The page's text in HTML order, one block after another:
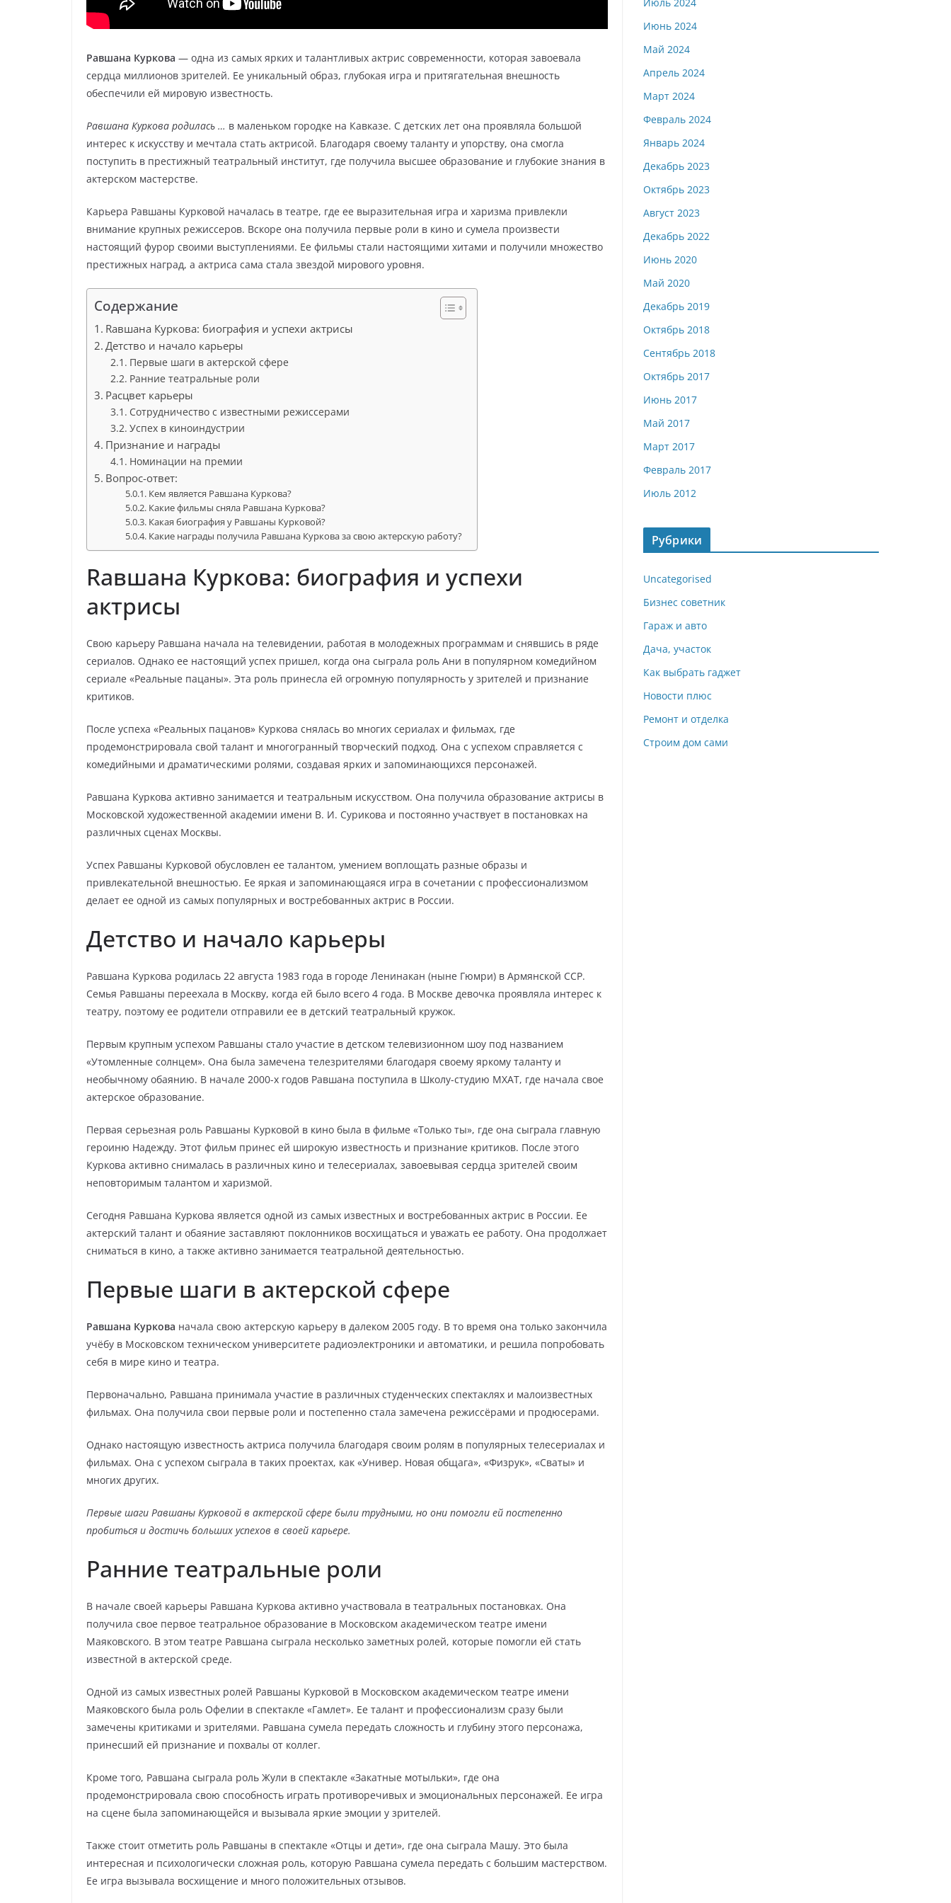
Равшана Куркова — одна из самых ярких и талантливых актрис современности, которая завоевала
сердца миллионов зрителей. Ее уникальный образ, глубокая игра и притягательная внешность
обеспечили ей мировую известность.
Равшана Куркова родилась … в маленьком городке на Кавказе. С детских лет она проявляла большой
интерес к искусству и мечтала стать актрисой. Благодаря своему таланту и упорству, она смогла
поступить в престижный театральный институт, где получила высшее образование и глубокие знания в
актерском мастерстве.
Карьера Равшаны Курковой началась в театре, где ее выразительная игра и харизма привлекли
внимание крупных режиссеров. Вскоре она получила первые роли в кино и сумела произвести
настоящий фурор своими выступлениями. Ее фильмы стали настоящими хитами и получили множество
престижных наград, а актриса сама стала звездой мирового уровня.
Содержание
Rавшана Куркова: биография и успехи актрисы
Детство и начало карьеры
Первые шаги в актерской сфере
Ранние театральные роли
Расцвет карьеры
Сотрудничество с известными режиссерами
Успех в киноиндустрии
Признание и награды
Номинации на премии
Вопрос-ответ:
Кем является Равшана Куркова?
Какие фильмы сняла Равшана Куркова?
Какая биография у Равшаны Курковой?
Какие награды получила Равшана Куркова за свою актерскую работу?
Rавшана Куркова: биография и успехи
актрисы
Свою карьеру Равшана начала на телевидении, работая в молодежных программам и снявшись в ряде
сериалов. Однако ее настоящий успех пришел, когда она сыграла роль Ани в популярном комедийном
сериале «Реальные пацаны». Эта роль принесла ей огромную популярность у зрителей и признание
критиков.
После успеха «Реальных пацанов» Куркова снялась во многих сериалах и фильмах, где
продемонстрировала свой талант и многогранный творческий подход. Она с успехом справляется с
комедийными и драматическими ролями, создавая ярких и запоминающихся персонажей.
Равшана Куркова активно занимается и театральным искусством. Она получила образование актрисы в
Московской художественной академии имени В. И. Сурикова и постоянно участвует в постановках на
различных сценах Москвы.
Успех Равшаны Курковой обусловлен ее талантом, умением воплощать разные образы и
привлекательной внешностью. Ее яркая и запоминающаяся игра в сочетании с профессионализмом
делает ее одной из самых популярных и востребованных актрис в России.
Детство и начало карьеры
Равшана Куркова родилась 22 августа 1983 года в городе Ленинакан (ныне Гюмри) в Армянской ССР.
Семья Равшаны переехала в Москву, когда ей было всего 4 года. В Москве девочка проявляла интерес к
театру, поэтому ее родители отправили ее в детский театральный кружок.
Первым крупным успехом Равшаны стало участие в детском телевизионном шоу под названием
«Утомленные солнцем». Она была замечена телезрителями благодаря своему яркому таланту и
необычному обаянию. В начале 2000-х годов Равшана поступила в Школу-студию МХАТ, где начала свое
актерское образование.
Первая серьезная роль Равшаны Курковой в кино была в фильме «Только ты», где она сыграла главную
героиню Надежду. Этот фильм принес ей широкую известность и признание критиков. После этого
Куркова активно снималась в различных кино и телесериалах, завоевывая сердца зрителей своим
неповторимым талантом и харизмой.
Сегодня Равшана Куркова является одной из самых известных и востребованных актрис в России. Ее
актерский талант и обаяние заставляют поклонников восхищаться и уважать ее работу. Она продолжает
сниматься в кино, а также активно занимается театральной деятельностью.
Первые шаги в актерской сфере
Равшана Куркова начала свою актерскую карьеру в далеком 2005 году. В то время она только закончила
учёбу в Московском техническом университете радиоэлектроники и автоматики, и решила попробовать
себя в мире кино и театра.
Первоначально, Равшана принимала участие в различных студенческих спектаклях и малоизвестных
фильмах. Она получила свои первые роли и постепенно стала замечена режиссёрами и продюсерами.
Однако настоящую известность актриса получила благодаря своим ролям в популярных телесериалах и
фильмах. Она с успехом сыграла в таких проектах, как «Универ. Новая общага», «Физрук», «Сваты» и
многих других.
Первые шаги Равшаны Курковой в актерской сфере были трудными, но они помогли ей постепенно
пробиться и достичь больших успехов в своей карьере.
Ранние театральные роли
В начале своей карьеры Равшана Куркова активно участвовала в театральных постановках. Она
получила свое первое театральное образование в Московском академическом театре имени
Маяковского. В этом театре Равшана сыграла несколько заметных ролей, которые помогли ей стать
известной в актерской среде.
Одной из самых известных ролей Равшаны Курковой в Московском академическом театре имени
Маяковского была роль Офелии в спектакле «Гамлет». Ее талант и профессионализм сразу были
замечены критиками и зрителями. Равшана сумела передать сложность и глубину этого персонажа,
принесший ей признание и похвалы от коллег.
Кроме того, Равшана сыграла роль Жули в спектакле «Закатные мотыльки», где она
продемонстрировала свою способность играть противоречивых и эмоциональных персонажей. Ее игра
на сцене была запоминающейся и вызывала яркие эмоции у зрителей.
Также стоит отметить роль Равшаны в спектакле «Отцы и дети», где она сыграла Машу. Это была
интересная и психологически сложная роль, которую Равшана сумела передать с большим мастерством.
Ее игра вызывала восхищение и много положительных отзывов.
Июнь 2024
Май 2024
Апрель 2024
Март 2024
Февраль 2024
Январь 2024
Декабрь 2023
Октябрь 2023
Август 2023
Декабрь 2022
Июнь 2020
Май 2020
Декабрь 2019
Октябрь 2018
Сентябрь 2018
Октябрь 2017
Июнь 2017
Май 2017
Март 2017
Февраль 2017
Июль 2012
Рубрики
Uncategorised
Бизнес советник
Гараж и авто
Дача, участок
Как выбрать гаджет
Новости плюс
Ремонт и отделка
Строим дом сами